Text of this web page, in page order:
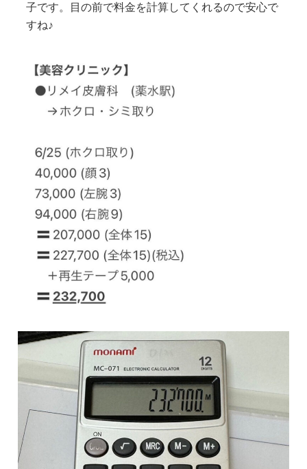
子です。目の前で料金を計算してくれるので安心で
すね♪